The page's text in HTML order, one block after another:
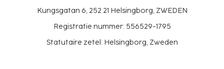
Kungsgatan 6, 252 21 Helsingborg, ZWEDEN
Registratie nummer: 556529-1795
Statutaire zetel: Helsingborg, Zweden